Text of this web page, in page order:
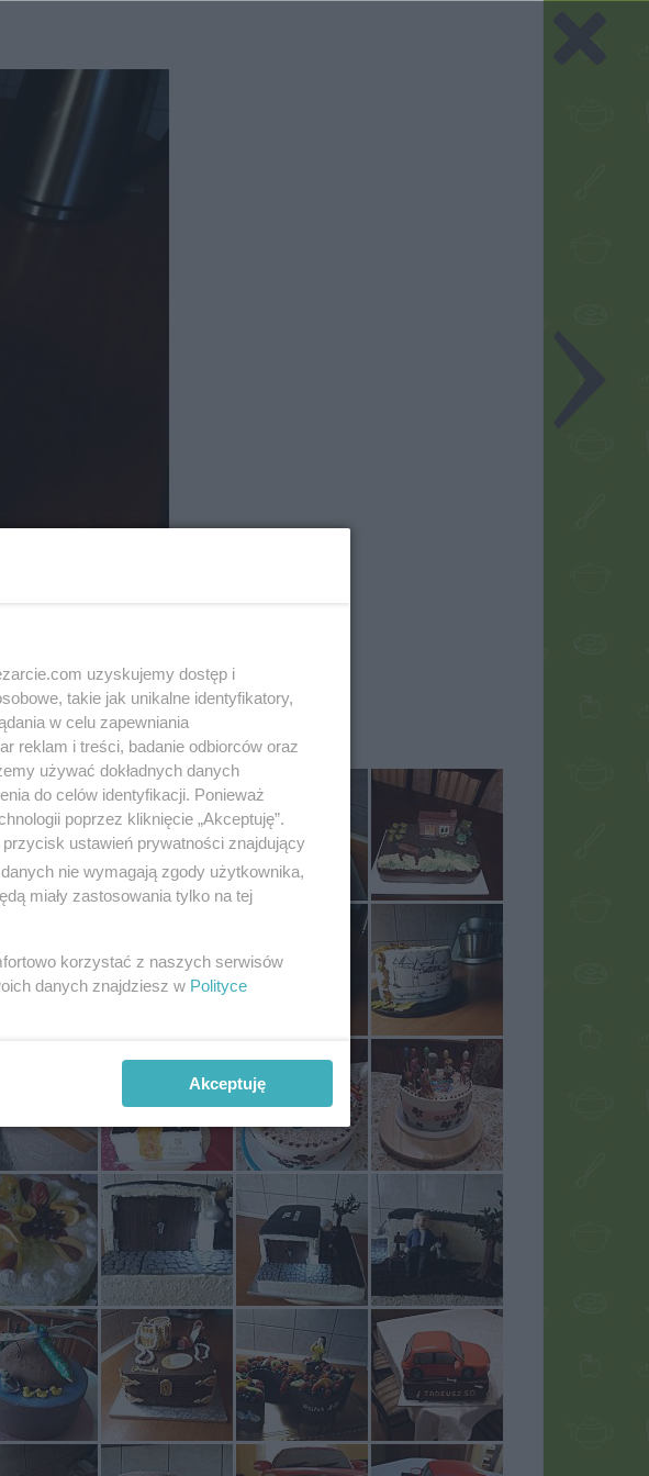
Fot: danand140
uzyskujemy dostęp i
takie jak unikalne identyfikatory,
w celu zapewniania
reklam i treści, badanie odbiorców oraz
używać dokładnych danych
do celów identyfikacji. Ponieważ
poprzez kliknięcie „Akceptuję”.
ustawień prywatności znajdujący
nie wymagają zgody użytkownika,
miały zastosowania tylko na tej
korzystać z naszych serwisów
danych znajdziesz w Polityce
Akceptuję